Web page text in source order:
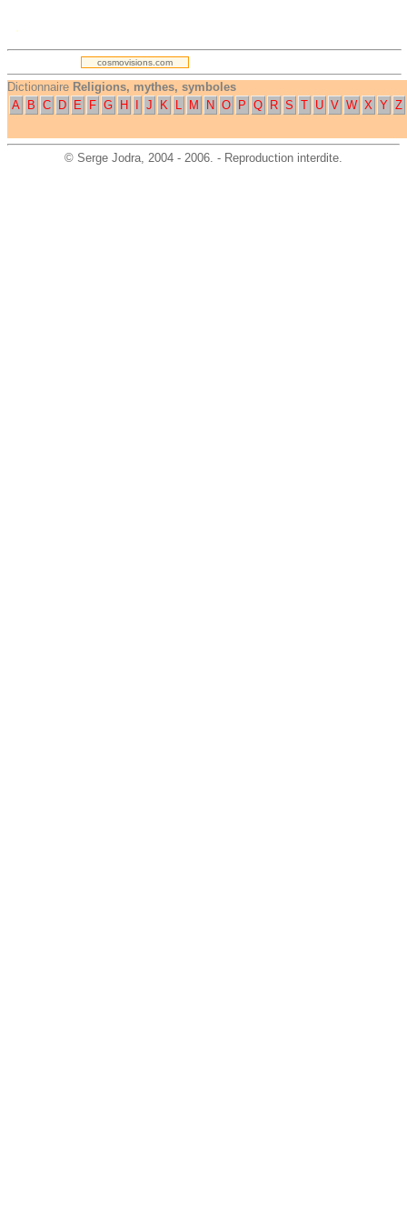
.
cosmovisions.com
Dictionnaire Religions, mythes, symboles
A
B C D E F G H J K L M N O P Q R S T U V W X Y Z
© Serge Jodra, 2004 - 2006. - Reproduction interdite.